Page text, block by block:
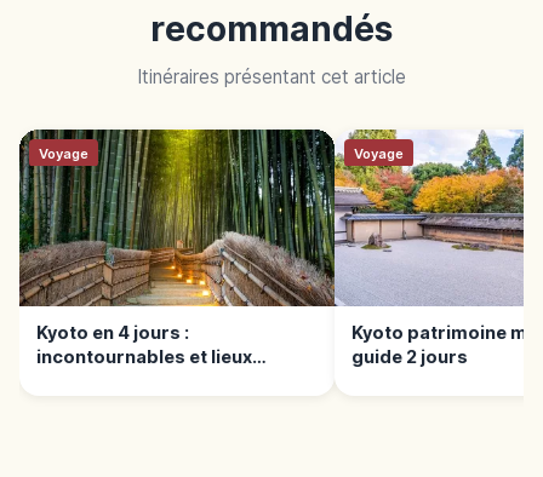
recommandés
Itinéraires présentant cet article
Voyage
Kyoto en 4 jours :
incontournables et lieux
Voyage
Kyoto patrimoine
guide 2 jours